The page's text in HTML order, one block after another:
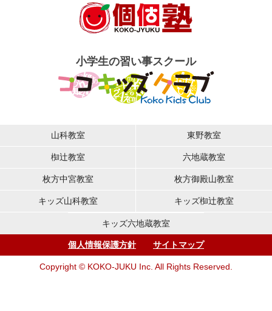
小学生の習い事スクール
山科教室 東野教室
椥辻教室 六地蔵教室
枚方中宮教室 枚方御殿山教室
キッズ山科教室 キッズ椥辻教室
キッズ六地蔵教室
個人情報保護方針 サイトマップ
Copyright © KOKO-JUKU Inc. All Rights Reserved.